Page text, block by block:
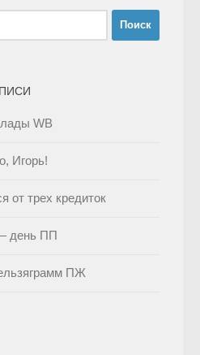
WB
Игорь!
от трех кредиток
день ПП
ПЖ